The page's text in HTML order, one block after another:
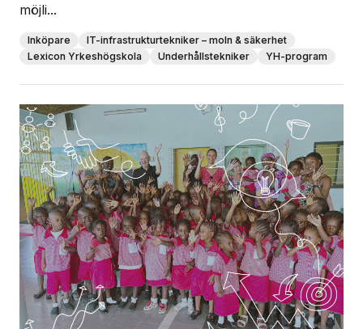
möjli...
Inköpare
IT-infrastrukturtekniker – moln & säkerhet
Lexicon Yrkeshögskola
Underhållstekniker YH-program